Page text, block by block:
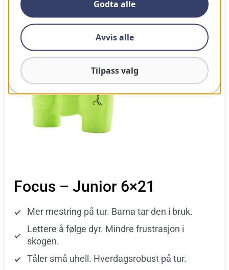
Focus – Junior 6×21
Mer mestring på tur. Barna tar den i bruk.
Lettere å følge dyr. Mindre frustrasjon i
skogen.
Tåler små uhell. Hverdagsrobust på tur.
Godta alle
Avvis alle
Tilpass valg